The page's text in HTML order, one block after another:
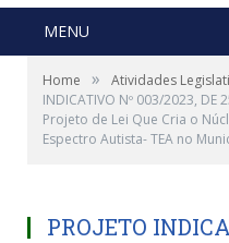
MENU
Home » Atividades
INDICATIVO Nº 003/2023, DE
Projeto de Lei Que Cria o
Espectro Autista- TEA no
PROJETO